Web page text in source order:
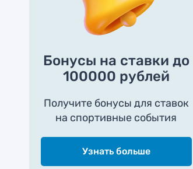
Бонусы на ставки до
100000 рублей
Получите бонусы для ставок
на спортивные события
Узнать больше